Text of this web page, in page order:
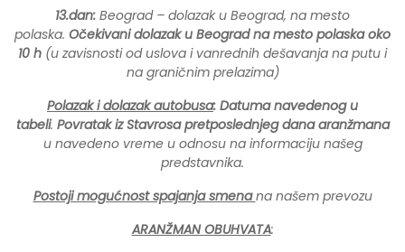
13.dan: Beograd – dolazak u Beograd, na mesto
polaska. Očekivani dolazak u Beograd na mesto polaska oko
10 h (u zavisnosti od uslova i vanrednih dešavanja na putu i
na graničnim prelazima)
Polazak i dolazak autobusa: Datuma navedenog u
tabeli. Povratak iz Stavrosa pretposlednjeg dana aranžmana
u navedeno vreme u odnosu na informaciju našeg
predstavnika.
Postoji mogućnost spajanja smenana našem prevozu
ARANŽMAN OBUHVATA: